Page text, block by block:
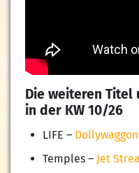
Die weiteren Titel
in der KW 10/26
LIFE – Dollywaggon
Temples – Jet